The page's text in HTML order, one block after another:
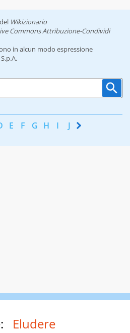
Wikizionario
Commons Attribuzione-Condividi
in alcun modo espressione
E F G H I J K
Eludere